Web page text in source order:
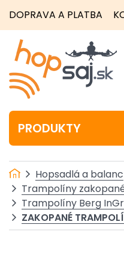
DOPRAVA A PLATBA
PRODUKTY
Hopsadlá a balanc
Trampolíny
Trampolíny Berg
ZAKOPANÉ